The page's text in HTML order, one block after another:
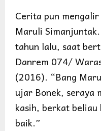
Cerita pun
Maruli
tahun lalu, saat
Danrem 074/
(2016). “Bang
ujar Bonek, seraya
kasih, berkat beliau
baik.”